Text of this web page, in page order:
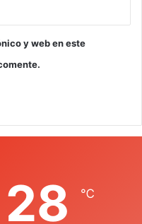
y web en este
28 ℃